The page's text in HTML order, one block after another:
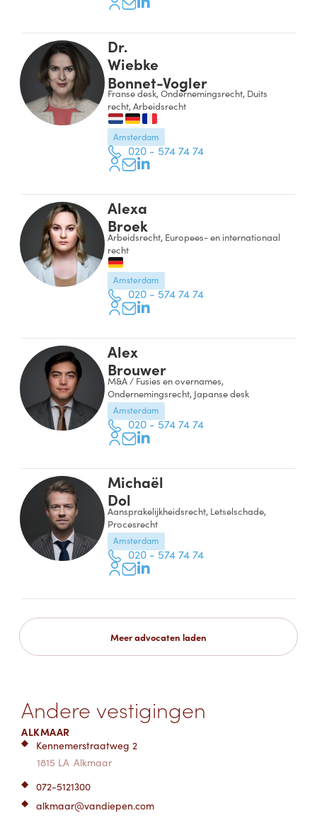
Dr.
Wiebke
Bonnet-Vogler
Franse desk, Ondernemingsrecht, Duits
recht, Arbeidsrecht
Amsterdam
020 - 574 74 74
Alexa
Broek
Arbeidsrecht, Europees- en internationaal
recht
Amsterdam
020 - 574 74 74
Alex
Brouwer
M&A / Fusies en overnames,
Ondernemingsrecht, Japanse desk
Amsterdam
020 - 574 74 74
Michaël
Dol
Aansprakelijkheidsrecht, Letselschade,
Procesrecht
Amsterdam
020 - 574 74 74
Meer advocaten laden
Andere vestigingen
ALKMAAR
Kennemerstraatweg 2
1815 LA Alkmaar
072-5121300
alkmaar@vandiepen.com